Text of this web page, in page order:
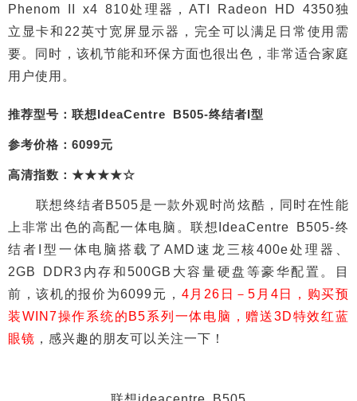
Phenom II x4 810处理器，ATI Radeon HD 4350独
立显卡和22英寸宽屏显示器，完全可以满足日常使用需
要。同时，该机节能和环保方面也很出色，非常适合家庭
用户使用。
推荐型号：联想IdeaCentre B505-终结者I型
参考价格：6099元
高清指数：★★★★☆
联想终结者B505是一款外观时尚炫酷，同时在性能
上非常出色的高配一体电脑。联想IdeaCentre B505-终
结者I型一体电脑搭载了AMD速龙三核400e处理器、
2GB DDR3内存和500GB大容量硬盘等豪华配置。目
前，该机的报价为6099元， 4月26日－5月4日，购买预
装WIN7操作系统的B5系列一体电脑，赠送3D特效红蓝
眼镜 ，感兴趣的朋友可以关注一下！